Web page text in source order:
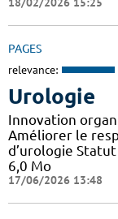
PAGES
relevance:
Urologie
Innovation
Améliorer le
d’urologie
6,0 Mo
17/06/2026 13:48